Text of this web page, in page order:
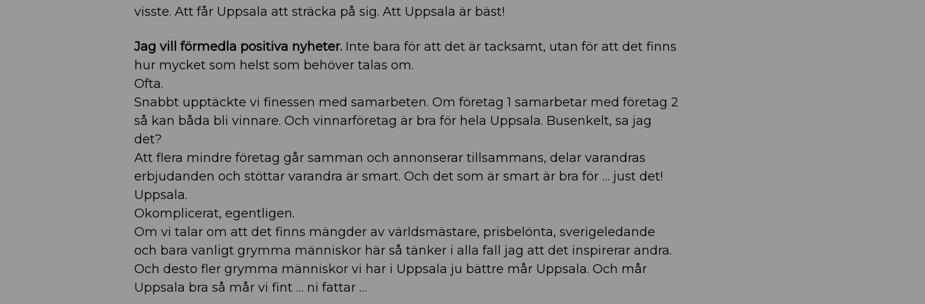
visste. Att får Uppsala att sträcka på sig. Att Uppsala är bäst!
Jag vill förmedla positiva nyheter. Inte bara för att det är tacksamt, utan för att det finns
hur mycket som helst som behöver talas om.
Ofta.
Snabbt upptäckte vi finessen med samarbeten. Om företag 1 samarbetar med företag 2
så kan båda bli vinnare. Och vinnarföretag är bra för hela Uppsala. Busenkelt, sa jag
det?
Att flera mindre företag går samman och annonserar tillsammans, delar varandras
erbjudanden och stöttar varandra är smart. Och det som är smart är bra för … just det!
Uppsala.
Okomplicerat, egentligen.
Om vi talar om att det finns mängder av världsmästare, prisbelönta, sverigeledande
och bara vanligt grymma människor här så tänker i alla fall jag att det inspirerar andra.
Och desto fler grymma människor vi har i Uppsala ju bättre mår Uppsala. Och mår
Uppsala bra så mår vi fint … ni fattar …